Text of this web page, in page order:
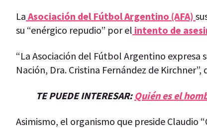
La Asociación del Fútbol Argentino (AFA)
su “enérgico repudio” por el intento de
“La Asociación del Fútbol Argentino expresa
Nación, Dra. Cristina Fernández de
TE PUEDE INTERESAR: Quién es el
Asimismo, el organismo que preside Claudio